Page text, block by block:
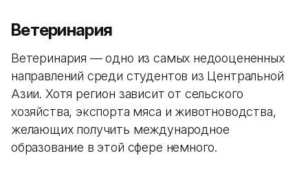
Ветеринария
Ветеринария — одно из самых недооцененных
направлений среди студентов из Центральной
Азии. Хотя регион зависит от сельского
хозяйства, экспорта мяса и животноводства,
желающих получить международное
образование в этой сфере немного.